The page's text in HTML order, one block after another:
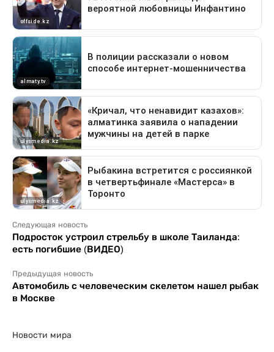
Следующая новость
Подросток устроил стрельбу в школе Таиланда:
есть погибшие (ВИДЕО)
Предыдущая новость
Автомобиль с человеческим скелетом нашел рыбак
в Москве
Новости мира